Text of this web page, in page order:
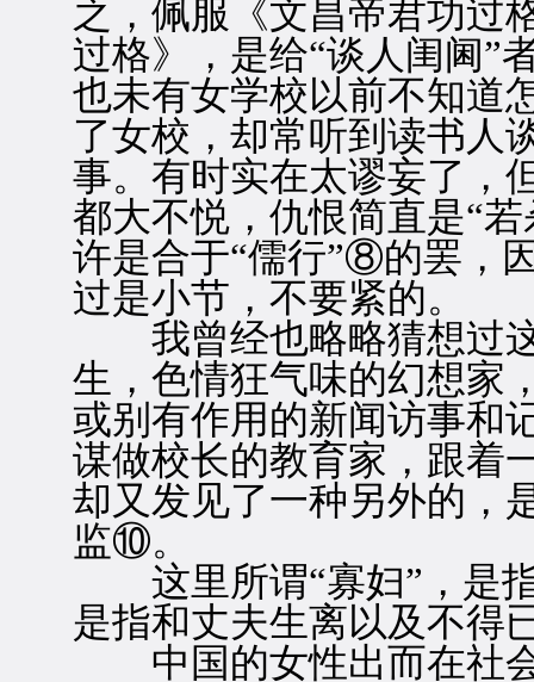
之，佩服《文昌帝君功过
过格》，是给“谈人闺阃”
也未有女学校以前不知道
了女校，却常听到读书人
事。有时实在太谬妄了，
都大不悦，仇恨简直是“
许是合于“儒行”⑧的罢，
过是小节，不要紧的。
我曾经也略略猜想过这
生，色情狂气味的幻想家
或别有作用的新闻访事和
谋做校长的教育家，跟
却又发见了一种另外的，
监⑩。
这里所谓“寡妇”，是指
是指和丈夫生离以及不得
中国的女性出而在社会